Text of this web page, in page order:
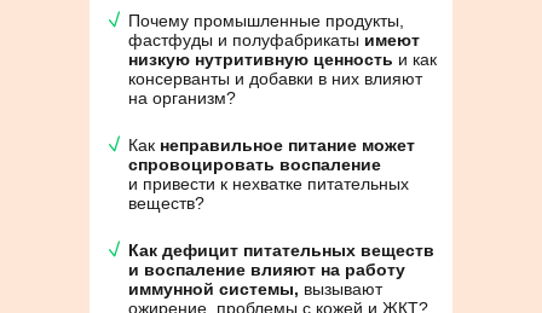
Почему промышленные продукты,
фастфуды и полуфабрикаты имеют
низкую нутритивную ценность и как
консерванты и добавки в них влияют
на организм?
Как неправильное питание может
спровоцировать воспаление
и привести к нехватке питательных
веществ?
Как дефицит питательных веществ
и воспаление влияют на работу
иммунной системы, вызывают
ожирение, проблемы с кожей и ЖКТ?